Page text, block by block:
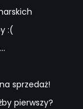
:(
sprzedaż!
pierwszy?